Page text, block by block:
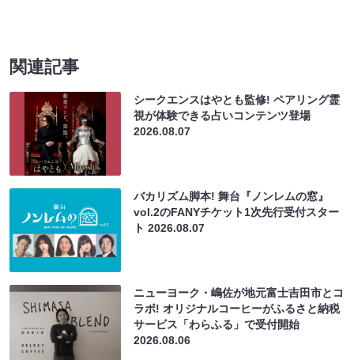
関連記事
シークエンスはやとも監修! ペアリング霊
視が体験できる占いコンテンツ登場
2026.08.07
バカリズム脚本! 舞台『ノンレムの窓』
vol.2のFANYチケット1次先行受付スター
ト2026.08.07
ニューヨーク・嶋佐が地元富士吉田市とコ
ラボ! オリジナルコーヒーがふるさと納税
サービス「わらふる」で受付開始
2026.08.06